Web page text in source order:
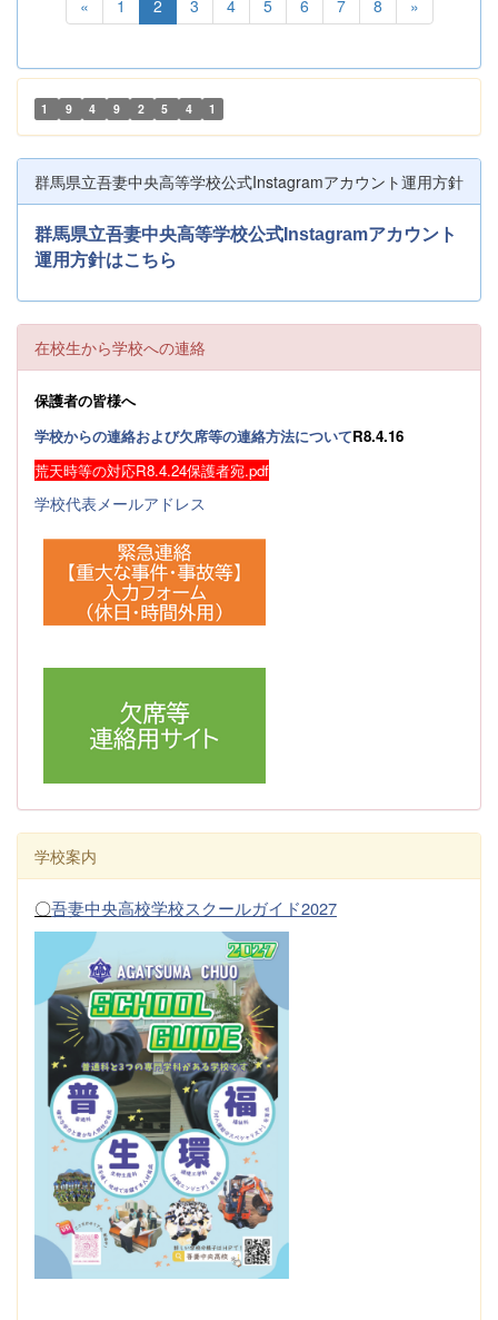
« 1 2 3 4 5 6 7 8 »
1 9 4 9 2 5 4 1
群馬県立吾妻中央高等学校公式Instagramアカウント運用方針
群馬県立吾妻中央高等学校公式Instagramアカウント
運用方針はこちら
在校生から学校への連絡
保護者の皆様へ
学校からの連絡および欠席等の連絡方法についてR8.4.16
荒天時等の対応R8.4.24保護者宛.pdf
学校代表メールアドレス
学校案内
〇吾妻中央高校学校スクールガイド2027